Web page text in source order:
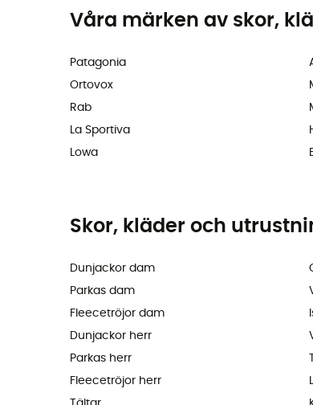
Våra märken av skor,
Patagonia
Ortovox
Rab
La Sportiva
Lowa
Skor, kläder och
Dunjackor dam
Parkas dam
Fleecetröjor dam
Dunjackor herr
Parkas herr
Fleecetröjor herr